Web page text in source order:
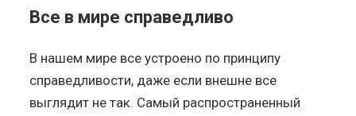
Все в мире справедливо
В нашем мире все устроено по принципу
справедливости, даже если внешне все
выглядит не так. Самый распространенный